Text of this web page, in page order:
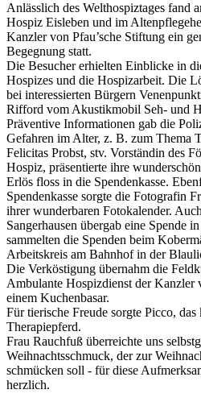
Anlässlich des Welthospiztages fand
Hospiz Eisleben und im
Kanzler von Pfau’sche Stiftung ein
Begegnung statt.
Die Besucher erhielten Einblicke in
Hospizes und die Hospizarbeit. Die
bei interessierten Bürgern
Rifford vom Akustikmobil Seh- und
Präventive Informationen gab die
Gefahren im Alter, z. B. zum Thema
Felicitas Probst, stv. Vorständin des
Hospiz, präsentierte ihre
Erlös floss in die Spendenkasse.
Spendenkasse sorgte die Fotografin
ihrer wunderbaren Fotokalender.
Sangerhausen übergab eine Spende
sammelten die Spenden beim
Arbeitskreis am Bahnhof in der
Die Verköstigung übernahm die
Ambulante Hospizdienst der Kanzler
einem Kuchenbasar.
Für tierische Freude sorgte Picco,
Therapiepferd.
Frau Rauchfuß überreichte uns
Weihnachtsschmuck, der zur
schmücken soll - für diese
herzlich.